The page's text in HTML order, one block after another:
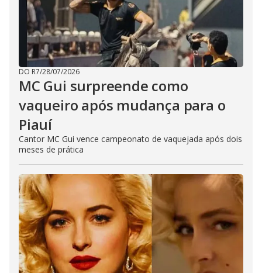
DO R7/28/07/2026
MC Gui surpreende como
vaqueiro após mudança para o
Piauí
Cantor MC Gui vence campeonato de vaquejada após dois
meses de prática